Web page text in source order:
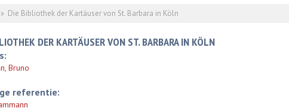
hier
» Die Bibliothek der Kartäuser von St. Barbara in Köln
DER KARTÄUSER VON ST. BARBARA IN KÖLN
Bruno
referentie: